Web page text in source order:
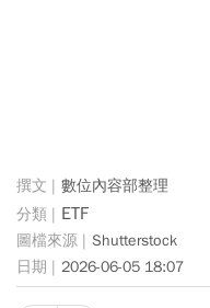
數位內容部整理
ETF
Shutterstock
2026-06-05 18:07